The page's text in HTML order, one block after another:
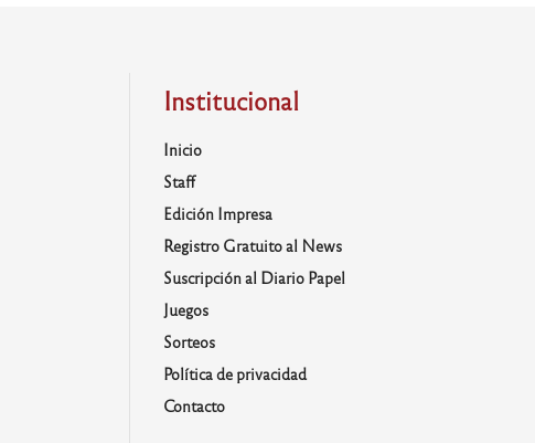
Institucional
Inicio
Staff
Edición Impresa
Registro Gratuito al News
Suscripción al Diario Papel
Juegos
Sorteos
Política de privacidad
Contacto